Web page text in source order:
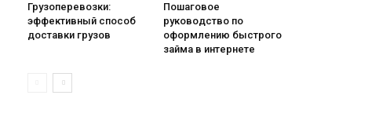
Грузоперевозки:
эффективный способ
доставки грузов
Пошаговое
руководство по
оформлению быстрого
займа в интернете